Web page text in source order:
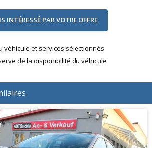
véhicule et services sélectionnés
de la disponibilité du véhicule